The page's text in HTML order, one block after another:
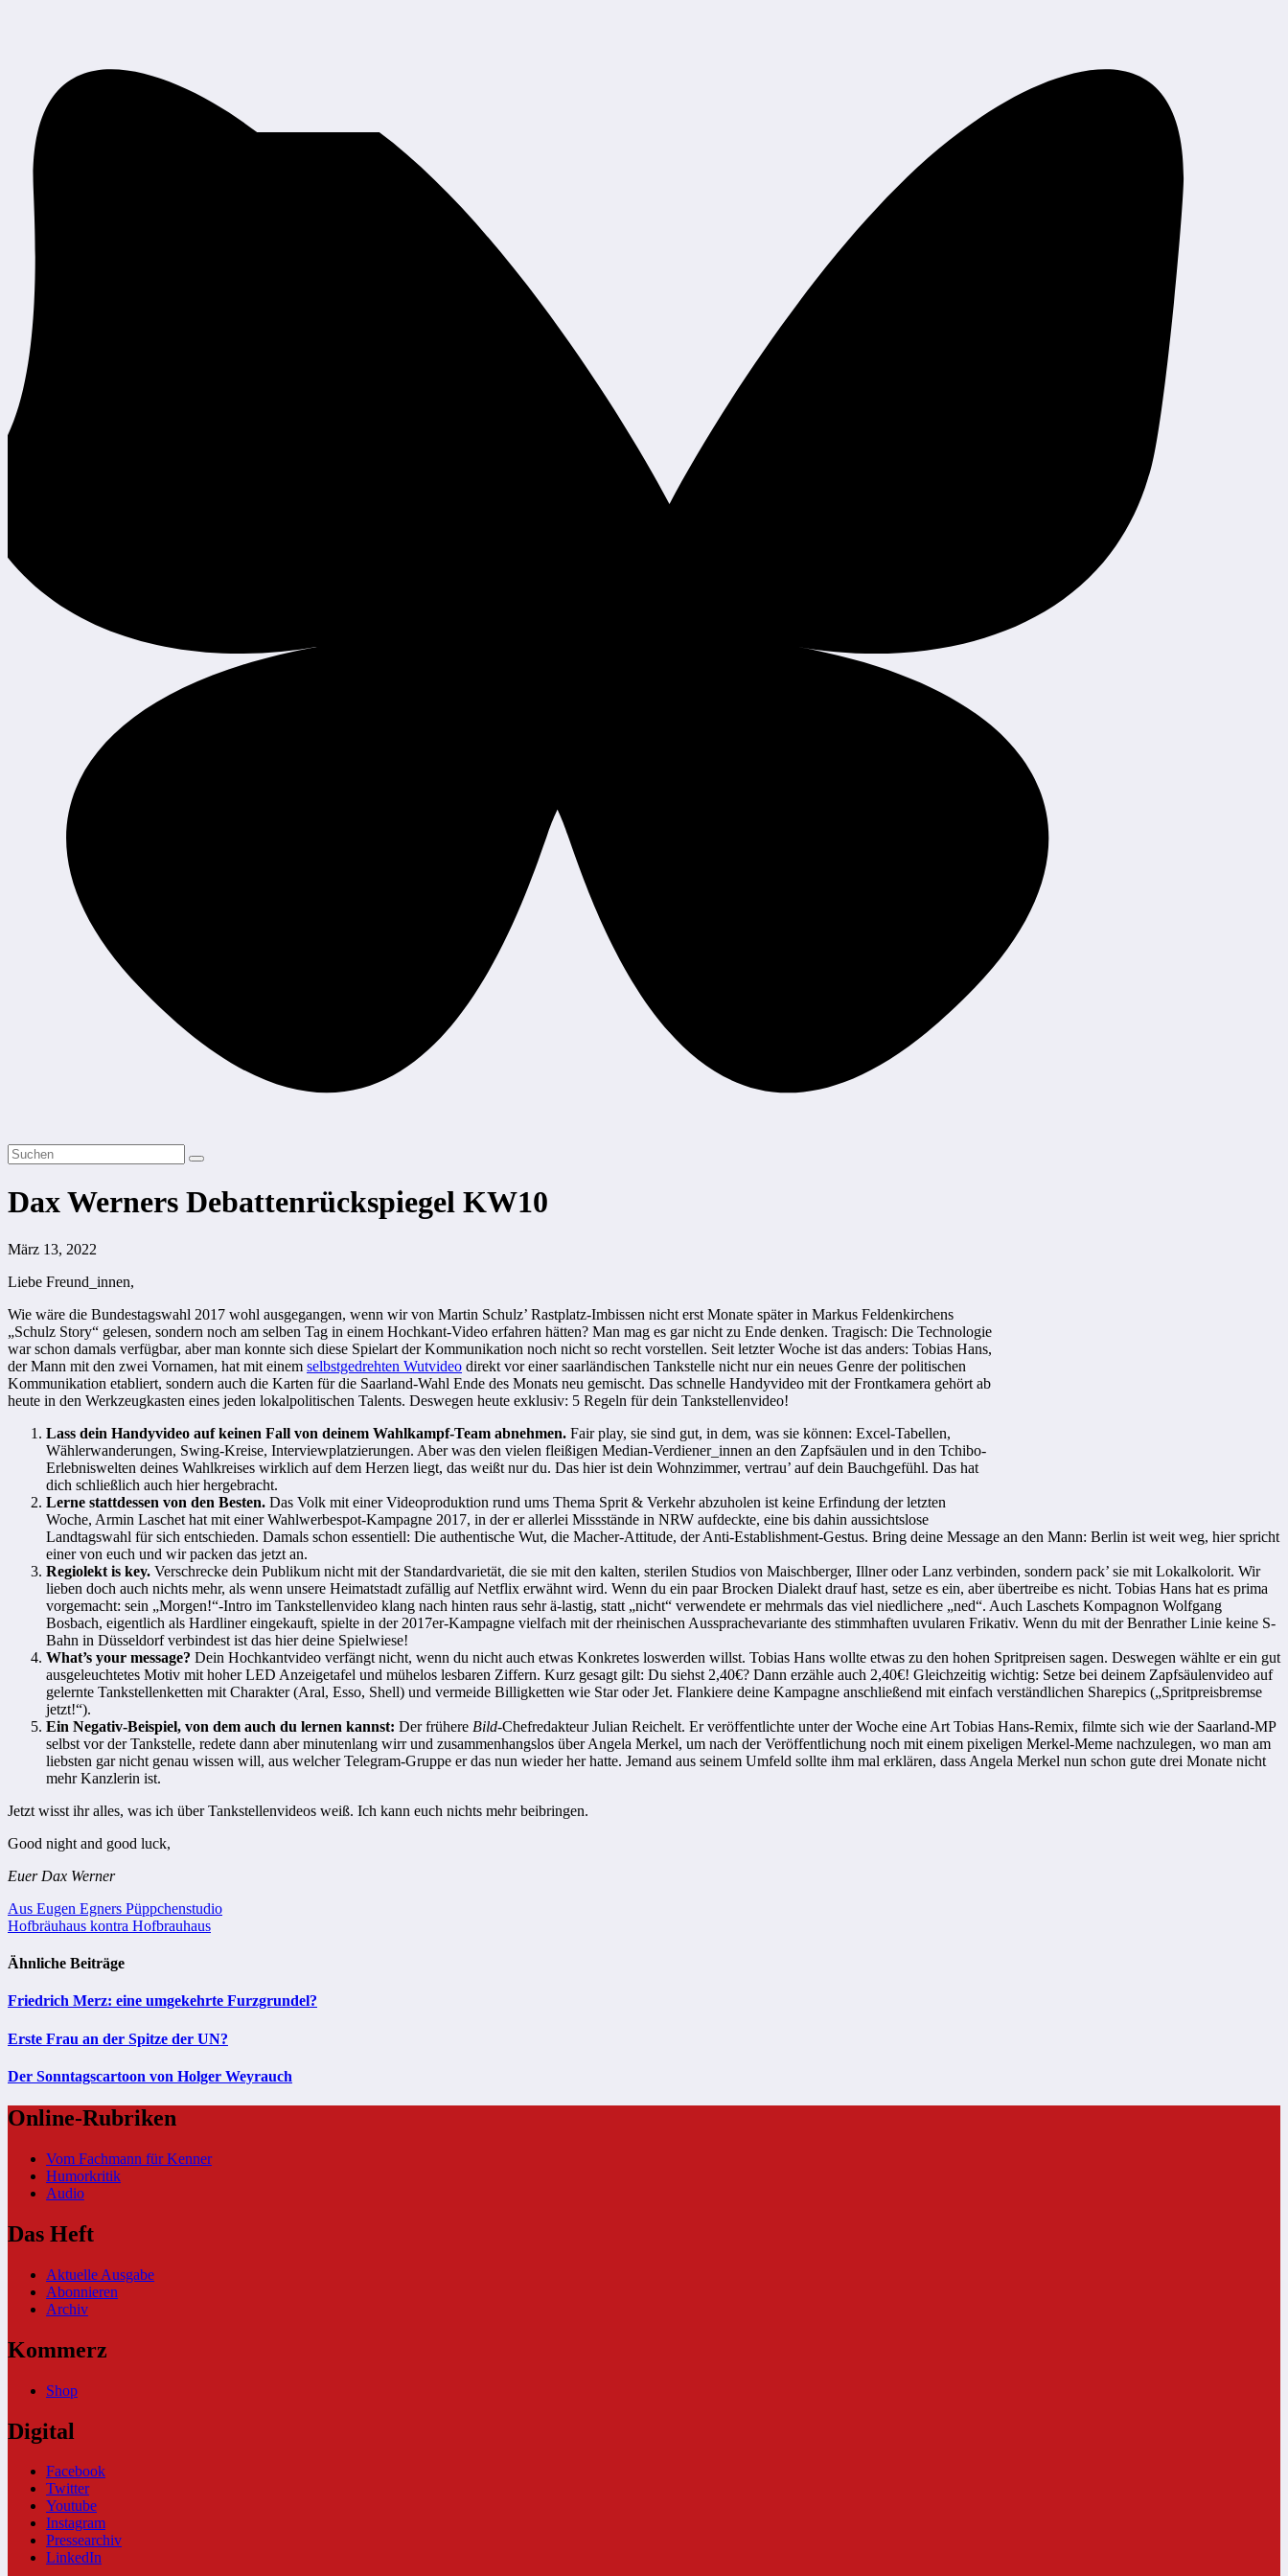
Dax Werners Debattenrückspiegel KW10
März 13, 2022
Liebe Freund_innen,
Wie wäre die Bundestagswahl 2017 wohl ausgegangen, wenn wir von Martin Schulz’ Rastplatz-Imbissen nicht erst Monate später in Markus Feldenkirchens
„Schulz Story“ gelesen, sondern noch am selben Tag in einem Hochkant-Video erfahren hätten? Man mag es gar nicht zu Ende denken. Tragisch: Die Technologie
war schon damals verfügbar, aber man konnte sich diese Spielart der Kommunikation noch nicht so recht vorstellen. Seit letzter Woche ist das anders: Tobias Hans,
der Mann mit den zwei Vornamen, hat mit einem selbstgedrehten Wutvideo direkt vor einer saarländischen Tankstelle nicht nur ein neues Genre der politischen
Kommunikation etabliert, sondern auch die Karten für die Saarland-Wahl Ende des Monats neu gemischt. Das schnelle Handyvideo mit der Frontkamera gehört ab
heute in den Werkzeugkasten eines jeden lokalpolitischen Talents. Deswegen heute exklusiv: 5 Regeln für dein Tankstellenvideo!
Lass dein Handyvideo auf keinen Fall von deinem Wahlkampf-Team abnehmen. Fair play, sie sind gut, in dem, was sie können: Excel-Tabellen,
Wählerwanderungen, Swing-Kreise, Interviewplatzierungen. Aber was den vielen fleißigen Median-Verdiener_innen an den Zapfsäulen und in den Tchibo-
Erlebniswelten deines Wahlkreises wirklich auf dem Herzen liegt, das weißt nur du. Das hier ist dein Wohnzimmer, vertrau’ auf dein Bauchgefühl. Das hat
dich schließlich auch hier hergebracht.
Lerne stattdessen von den Besten. Das Volk mit einer Videoproduktion rund ums Thema Sprit & Verkehr abzuholen ist keine Erfindung der letzten
Woche, Armin Laschet hat mit einer Wahlwerbespot-Kampagne 2017, in der er allerlei Missstände in NRW aufdeckte, eine bis dahin aussichtslose
Landtagswahl für sich entschieden. Damals schon essentiell: Die authentische Wut, die Macher-Attitude, der Anti-Establishment-Gestus. Bring deine Message an den Mann: Berlin ist weit weg, hier spricht
einer von euch und wir packen das jetzt an.
Regiolekt is key. Verschrecke dein Publikum nicht mit der Standardvarietät, die sie mit den kalten, sterilen Studios von Maischberger, Illner oder Lanz verbinden, sondern pack’ sie mit Lokalkolorit. Wir
lieben doch auch nichts mehr, als wenn unsere Heimatstadt zufällig auf Netflix erwähnt wird. Wenn du ein paar Brocken Dialekt drauf hast, setze es ein, aber übertreibe es nicht. Tobias Hans hat es prima
vorgemacht: sein „Morgen!“-Intro im Tankstellenvideo klang nach hinten raus sehr ä-lastig, statt „nicht“ verwendete er mehrmals das viel niedlichere „ned“. Auch Laschets Kompagnon Wolfgang
Bosbach, eigentlich als Hardliner eingekauft, spielte in der 2017er-Kampagne vielfach mit der rheinischen Aussprachevariante des stimmhaften uvularen Frikativ. Wenn du mit der Benrather Linie keine S-
Bahn in Düsseldorf verbindest ist das hier deine Spielwiese!
What’s your message? Dein Hochkantvideo verfängt nicht, wenn du nicht auch etwas Konkretes loswerden willst. Tobias Hans wollte etwas zu den hohen Spritpreisen sagen. Deswegen wählte er ein gut
ausgeleuchtetes Motiv mit hoher LED Anzeigetafel und mühelos lesbaren Ziffern. Kurz gesagt gilt: Du siehst 2,40€? Dann erzähle auch 2,40€! Gleichzeitig wichtig: Setze bei deinem Zapfsäulenvideo auf
gelernte Tankstellenketten mit Charakter (Aral, Esso, Shell) und vermeide Billigketten wie Star oder Jet. Flankiere deine Kampagne anschließend mit einfach verständlichen Sharepics („Spritpreisbremse
jetzt!“).
Ein Negativ-Beispiel, von dem auch du lernen kannst: Der frühere Bild-Chefredakteur Julian Reichelt. Er veröffentlichte unter der Woche eine Art Tobias Hans-Remix, filmte sich wie der Saarland-MP
selbst vor der Tankstelle, redete dann aber minutenlang wirr und zusammenhangslos über Angela Merkel, um nach der Veröffentlichung noch mit einem pixeligen Merkel-Meme nachzulegen, wo man am
liebsten gar nicht genau wissen will, aus welcher Telegram-Gruppe er das nun wieder her hatte. Jemand aus seinem Umfeld sollte ihm mal erklären, dass Angela Merkel nun schon gute drei Monate nicht
mehr Kanzlerin ist.
Jetzt wisst ihr alles, was ich über Tankstellenvideos weiß. Ich kann euch nichts mehr beibringen.
Good night and good luck,
Euer Dax Werner
Beitragsnavigation
Aus Eugen Egners Püppchenstudio
Hofbräuhaus kontra Hofbrauhaus
Ähnliche Beiträge
Friedrich Merz: eine umgekehrte Furzgrundel?
Erste Frau an der Spitze der UN?
Der Sonntagscartoon von Holger Weyrauch
Online-Rubriken
Vom Fachmann für Kenner
Humorkritik
Audio
Das Heft
Aktuelle Ausgabe
Abonnieren
Archiv
Kommerz
Shop
Digital
Facebook
Twitter
Youtube
Instagram
Pressearchiv
LinkedIn